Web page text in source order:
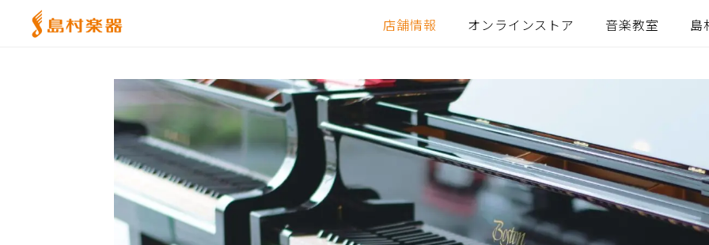
店舗情報 オンラインストア 音楽教室 島